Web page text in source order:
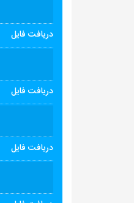
دریافت فایل
دریافت فایل
دریافت فایل